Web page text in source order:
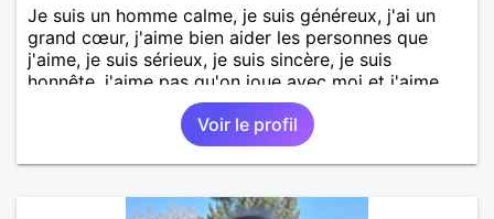
Je suis un homme calme, je suis généreux, j'ai un
grand cœur, j'aime bien aider les personnes que
j'aime, je suis sérieux, je suis sincère, je suis
honnête, j'aime pas qu'on joue avec moi et j'aime
pas les mensonges. Je cherche une relation
amoureuse et sérieuse.Voir le profil